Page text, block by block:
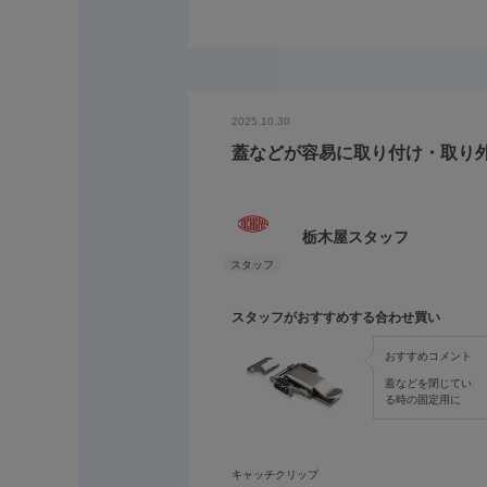
2025.10.30
蓋などが容易に取り付け・取り
栃木屋スタッフ
スタッフがおすすめする合わせ買い
キャッチクリップ
おすすめコメント
蓋などを閉じてい
る時の固定用に